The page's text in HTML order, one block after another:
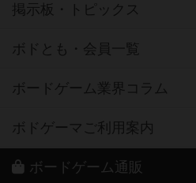
掲示板・トピックス
ボドとも・会員一覧
ボードゲーム業界コラム
ボドゲーマご利用案内
ボードゲーム通販